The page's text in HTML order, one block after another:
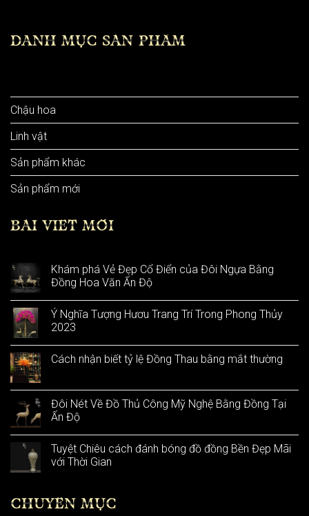
DANH MỤC SẢN PHẨM
Chậu hoa
Linh vật
Sản phẩm khác
Sản phẩm mới
BÀI VIẾT MỚI
Khám phá Vẻ Đẹp Cổ Điển của Đôi Ngựa Bằng
Đồng Hoa Văn Ấn Độ
Ý Nghĩa Tượng Hươu Trang Trí Trong Phong Thủy
2023
Cách nhận biết tỷ lệ Đồng Thau bằng mắt thường
Đôi Nét Về Đồ Thủ Công Mỹ Nghệ Bằng Đồng Tại
Ấn Độ
Tuyệt Chiêu cách đánh bóng đồ đồng Bền Đẹp Mãi
với Thời Gian
CHUYÊN MỤC